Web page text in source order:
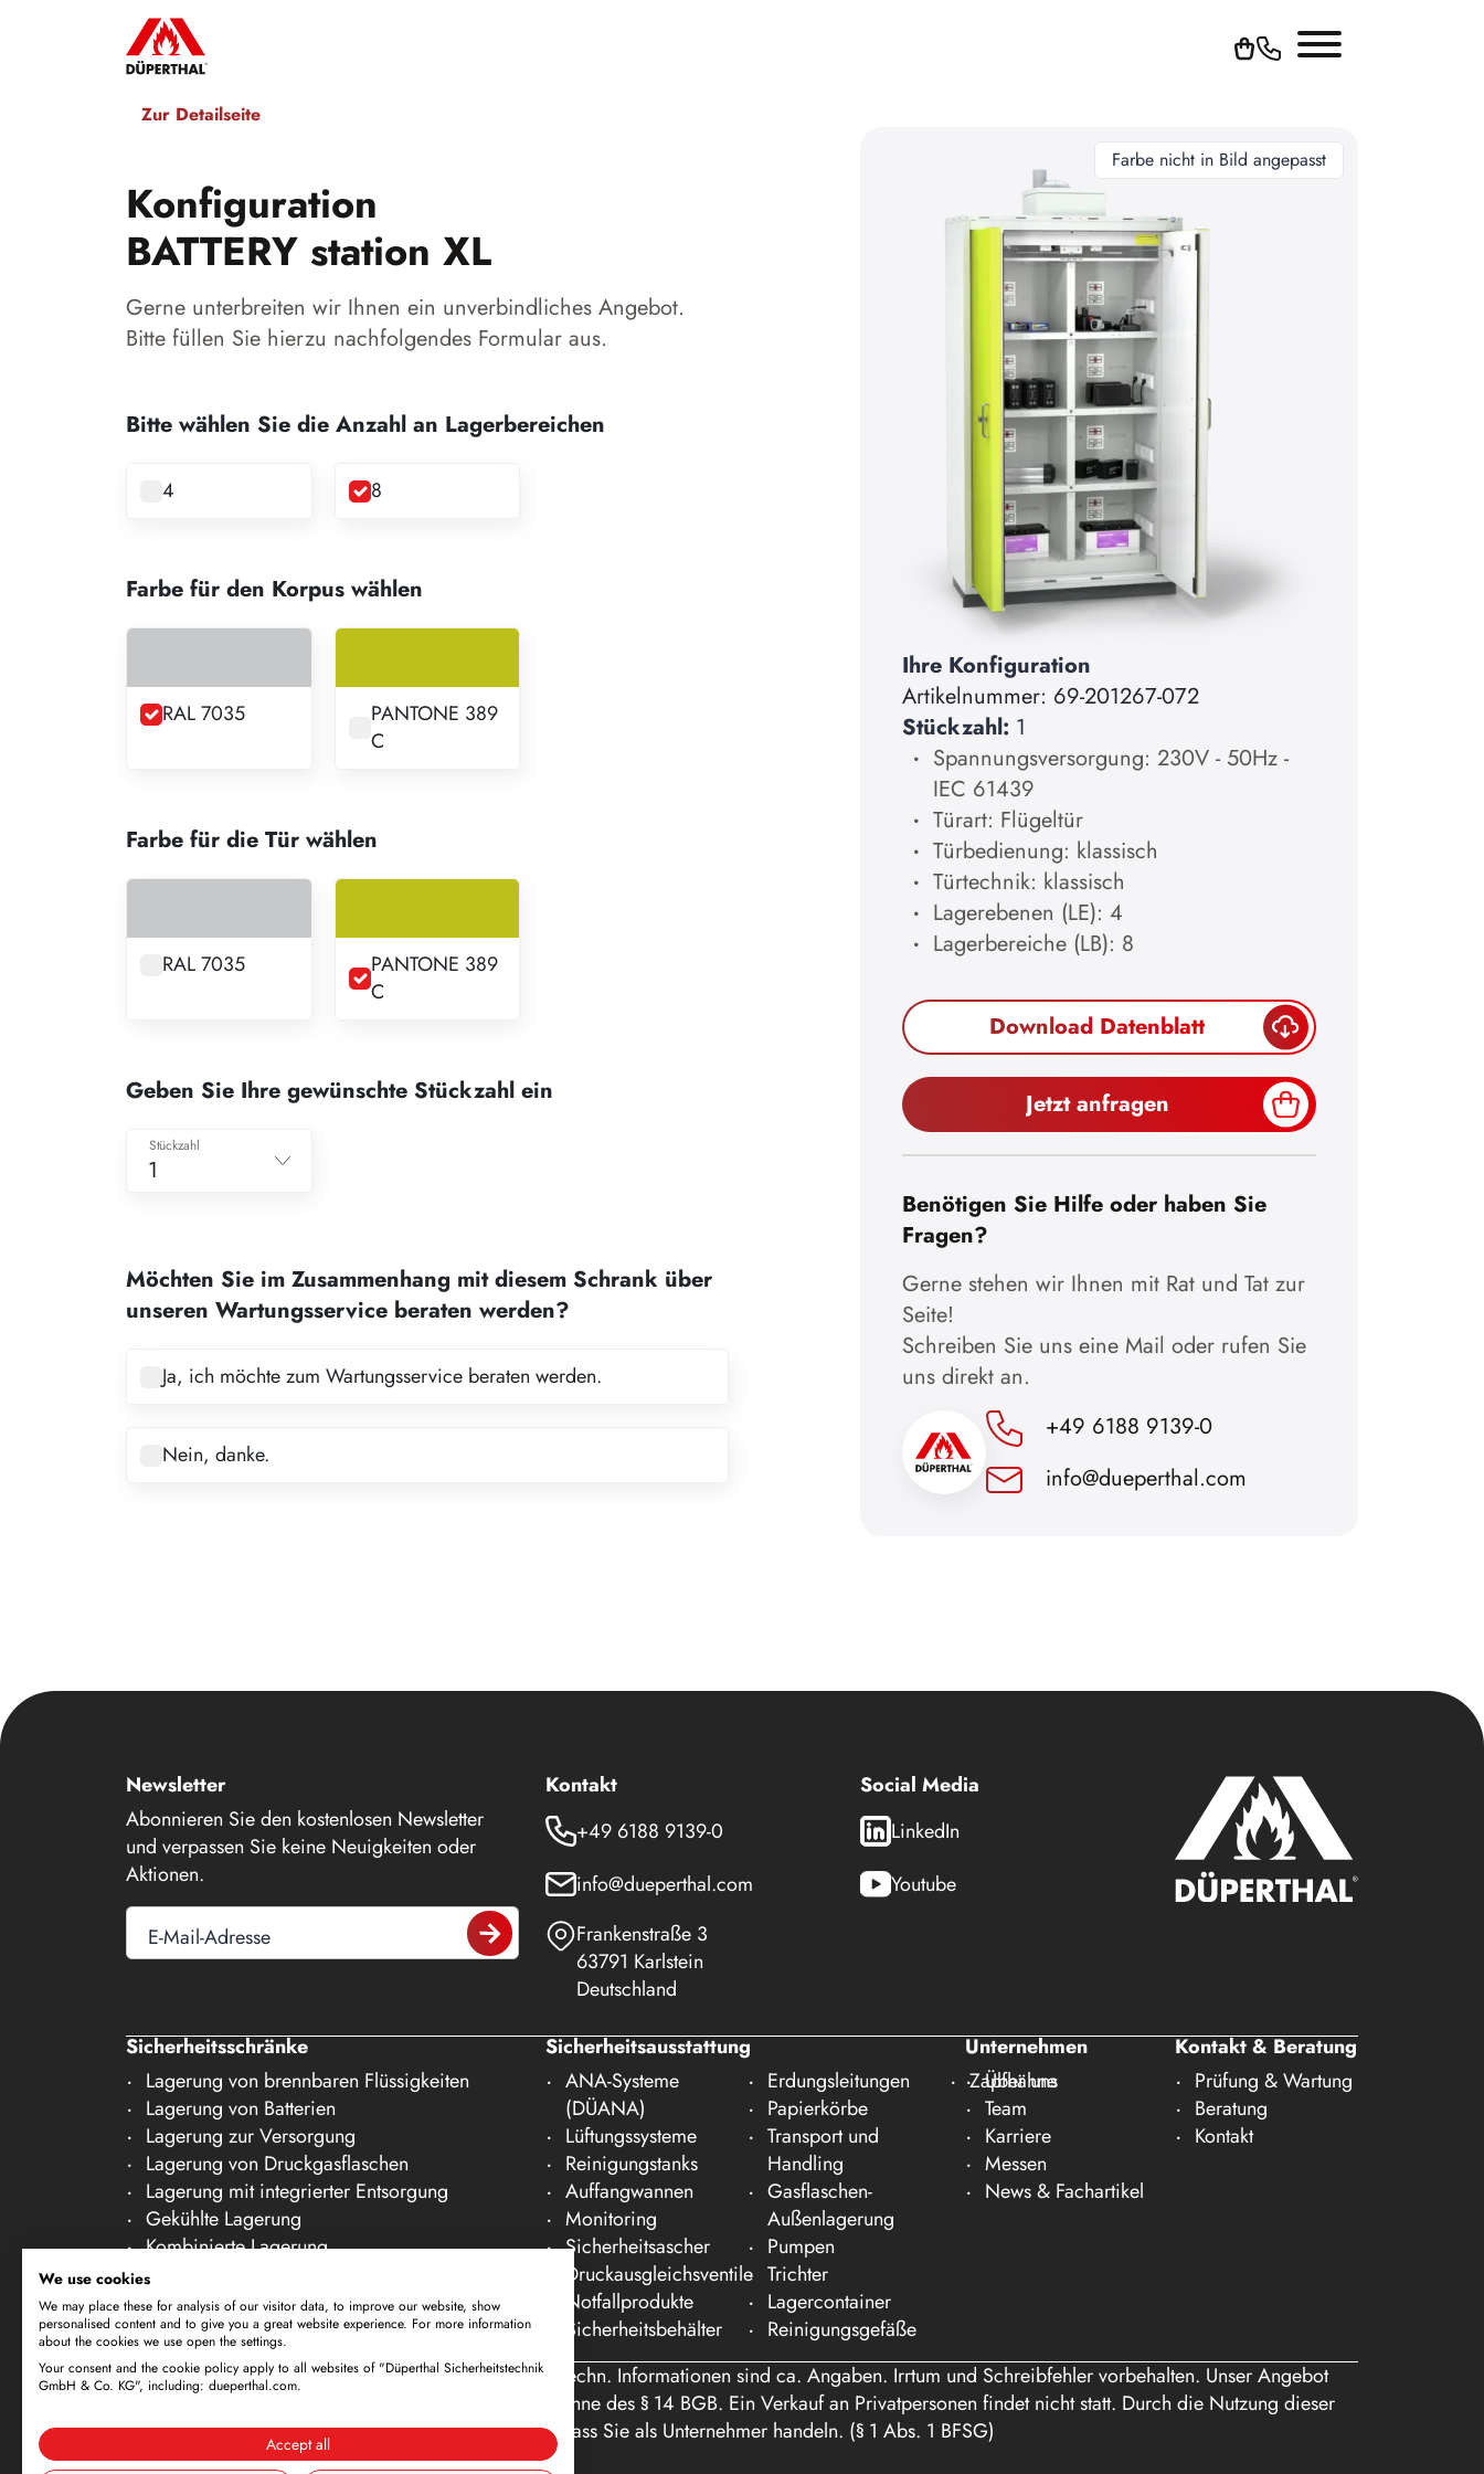
Zur Detailseite
Konfiguration
BATTERY station XL
Gerne unterbreiten wir Ihnen ein unverbindliches Angebot.
Bitte füllen Sie hierzu nachfolgendes Formular aus.
Bitte wählen Sie die Anzahl an Lagerbereichen
4 8
Farbe für den Korpus wählen
RAL 7035
PANTONE 389
C
Farbe für die Tür wählen
RAL 7035
PANTONE 389
C
Geben Sie Ihre gewünschte Stückzahl ein
1
3
4
5
7
16
17
18
19
20
23
24
25
26
27
28
29
30
Stückzahl
Möchten Sie im Zusammenhang mit diesem Schrank über
unseren Wartungsservice beraten werden?
Ja, ich möchte zum Wartungsservice beraten werden.
Nein, danke.
Farbe nicht in Bild angepasst
Ihre Konfiguration
Artikelnummer: 69-201267-072
Stückzahl: 1
Spannungsversorgung: 230V - 50Hz -
IEC 61439
Türart: Flügeltür
Türbedienung: klassisch
Türtechnik: klassisch
Lagerebenen (LE): 4
Lagerbereiche (LB): 8
Download Datenblatt
Jetzt anfragen
Benötigen Sie Hilfe oder haben Sie
Fragen?
Gerne stehen wir Ihnen mit Rat und Tat zur
Seite!
Schreiben Sie uns eine Mail oder rufen Sie
uns direkt an.
+49 6188 9139-0
info@dueperthal.com
Newsletter
Abonnieren Sie den kostenlosen Newsletter
und verpassen Sie keine Neuigkeiten oder
Aktionen.
E-Mail-Adresse
Kontakt
+49 6188 9139-0
info@dueperthal.com
Frankenstraße 3
63791 Karlstein
Deutschland
Social Media
LinkedIn
Youtube
Sicherheitsschränke
Lagerung von brennbaren Flüssigkeiten
Lagerung von Batterien
Lagerung zur Versorgung
Lagerung von Druckgasflaschen
Lagerung mit integrierter Entsorgung
Gekühlte Lagerung
Kombinierte Lagerung
Lagerung in Reinräumen
Lagerung von nicht brennbaren Medien
Galerie Zubehör
Sicherheitsausstattung
ANA-Systeme
(DÜANA)
Lüftungssysteme
Reinigungstanks
Auffangwannen
Monitoring
Sicherheitsascher
Druckausgleichsventile
Notfallprodukte
Sicherheitsbehälter
Erdungsleitungen
Papierkörbe
Transport und
Handling
Gasflaschen-
Außenlagerung
Pumpen
Trichter
Lagercontainer
Reinigungsgefäße
Zapfhähne
Unternehmen
Über uns
Team
Karriere
Messen
News & Fachartikel
Kontakt & Beratung
Prüfung & Wartung
Beratung
Kontakt
Technische Änderungen vorbehalten. Alle Maße und techn. Informationen sind ca. Angaben. Irrtum und Schreibfehler vorbehalten. Unser Angebot
richtet sich ausschließlich an Gewerbetreibende im Sinne des § 14 BGB. Ein Verkauf an Privatpersonen findet nicht statt. Durch die Nutzung dieser
Website und eine etwaige Bestellung bestätigen Sie, dass Sie als Unternehmer handeln. (§ 1 Abs. 1 BFSG)
We use cookies
We may place these for analysis of our visitor data, to improve our website, show
personalised content and to give you a great website experience. For more information
about the cookies we use open the settings.
Your consent and the cookie policy apply to all websites of "Düperthal Sicherheitstechnik
GmbH & Co. KG", including: dueperthal.com.
Accept all